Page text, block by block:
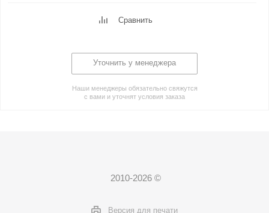
Сравнить
Уточнить у менеджера
Наши менеджеры обязательно свяжутся
с вами и уточнят условия заказа
2010-2026 ©
Версия для печати